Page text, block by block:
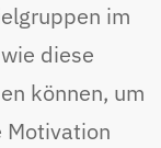
im
diese
können, um
Motivation